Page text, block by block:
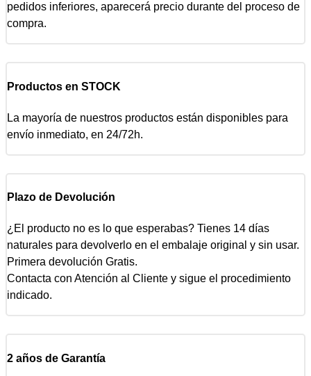
pedidos inferiores, aparecerá precio durante del proceso de
compra.
Productos en STOCK
La mayoría de nuestros productos están disponibles para
envío inmediato, en 24/72h.
Plazo de Devolución
¿El producto no es lo que esperabas? Tienes 14 días
naturales para devolverlo en el embalaje original y sin usar.
Primera devolución Gratis.
Contacta con Atención al Cliente y sigue el procedimiento
indicado.
2 años de Garantía